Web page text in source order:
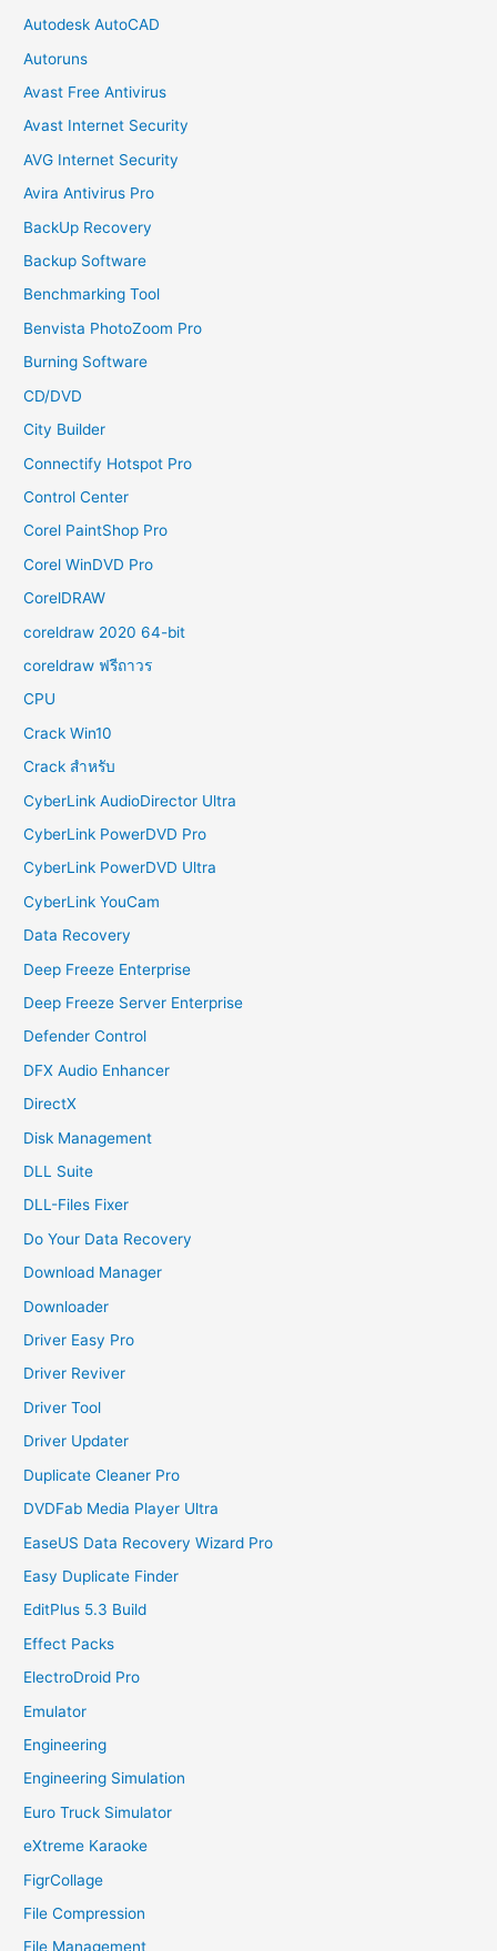
Autodesk AutoCAD
Autoruns
Avast Free Antivirus
Avast Internet Security
AVG Internet Security
Avira Antivirus Pro
BackUp Recovery
Backup Software
Benchmarking Tool
Benvista PhotoZoom Pro
Burning Software
CD/DVD
City Builder
Connectify Hotspot Pro
Control Center
Corel PaintShop Pro
Corel WinDVD Pro
CorelDRAW
coreldraw 2020 64-bit
coreldraw ฟรีถาวร
CPU
Crack Win10
Crack สำหรับ
CyberLink AudioDirector Ultra
CyberLink PowerDVD Pro
CyberLink PowerDVD Ultra
CyberLink YouCam
Data Recovery
Deep Freeze Enterprise
Deep Freeze Server Enterprise
Defender Control
DFX Audio Enhancer
DirectX
Disk Management
DLL Suite
DLL-Files Fixer
Do Your Data Recovery
Download Manager
Downloader
Driver Easy Pro
Driver Reviver
Driver Tool
Driver Updater
Duplicate Cleaner Pro
DVDFab Media Player Ultra
EaseUS Data Recovery Wizard Pro
Easy Duplicate Finder
EditPlus 5.3 Build
Effect Packs
ElectroDroid Pro
Emulator
Engineering
Engineering Simulation
Euro Truck Simulator
eXtreme Karaoke
FigrCollage
File Compression
File Management